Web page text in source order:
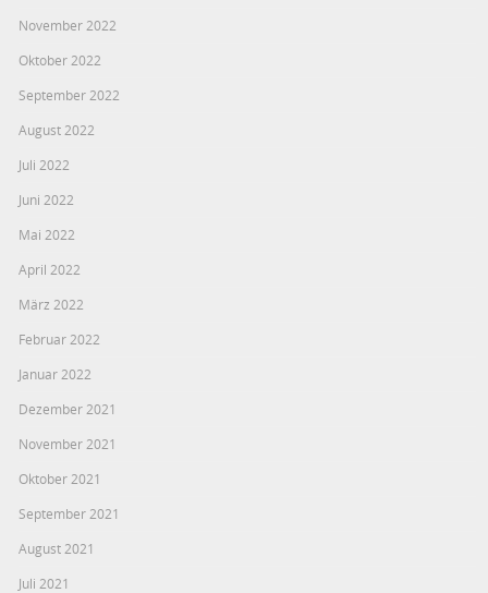
November 2022
Oktober 2022
September 2022
August 2022
Juli 2022
Juni 2022
Mai 2022
April 2022
März 2022
Februar 2022
Januar 2022
Dezember 2021
November 2021
Oktober 2021
September 2021
August 2021
Juli 2021